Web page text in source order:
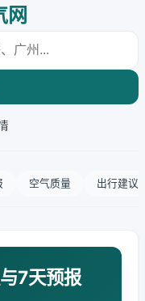
网
空气质量 出行建议
7天预报